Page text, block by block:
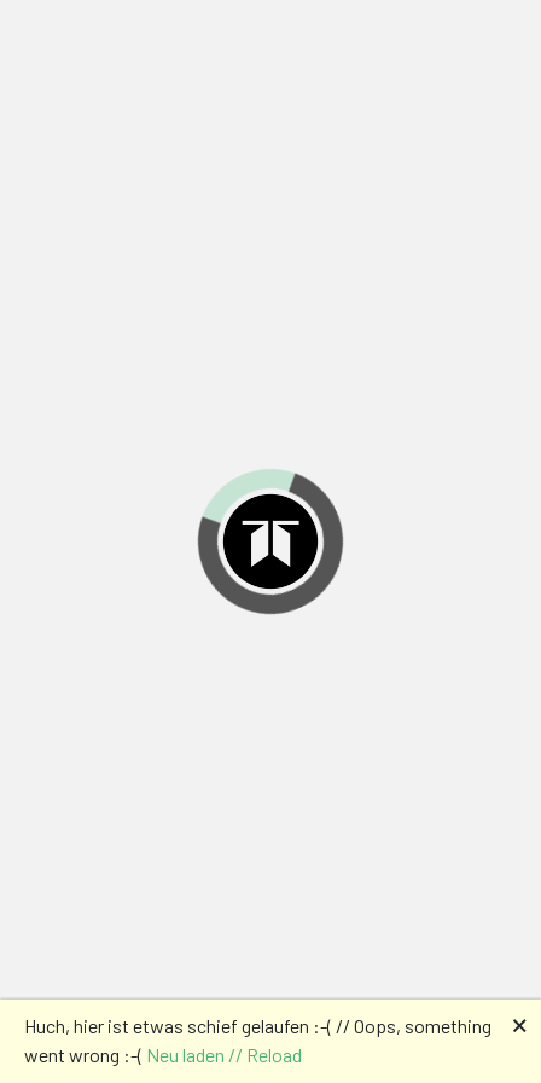
Huch, hier ist etwas schief gelaufen :-( // Oops, something
went wrong :-( Neu laden // Reload
🗙